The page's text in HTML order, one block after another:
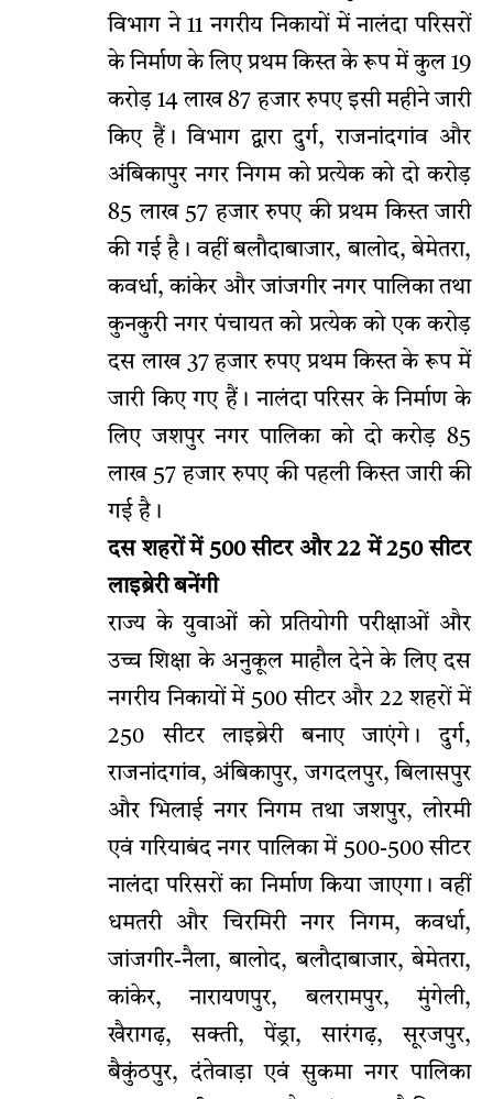
विभाग ने 11 नगरीय निकायों में नालंदा परिसरों
के निर्माण के लिए प्रथम किस्त के रूप में कुल 19
करोड़ 14 लाख 87 हजार रुपए इसी महीने जारी
किए हैं। विभाग द्वारा दुर्ग, राजनांदगांव और
अंबिकापुर नगर निगम को प्रत्येक को दो करोड़
85 लाख 57 हजार रुपए की प्रथम किस्त जारी
की गई है। वहीं बलौदाबाजार, बालोद, बेमेतरा,
कवर्धा, कांकेर और जांजगीर नगर पालिका तथा
कुनकुरी नगर पंचायत को प्रत्येक को एक करोड़
दस लाख 37 हजार रुपए प्रथम किस्त के रूप में
जारी किए गए हैं। नालंदा परिसर के निर्माण के
लिए जशपुर नगर पालिका को दो करोड़ 85
लाख 57 हजार रुपए की पहली किस्त जारी की
गई है।
दस शहरों में 500 सीटर और 22 में 250 सीटर
लाइब्रेरी बनेंगी
राज्य के युवाओं को प्रतियोगी परीक्षाओं और
उच्च शिक्षा के अनुकूल माहौल देने के लिए दस
नगरीय निकायों में 500 सीटर और 22 शहरों में
250 सीटर लाइब्रेरी बनाए जाएंगे। दुर्ग,
राजनांदगांव, अंबिकापुर, जगदलपुर, बिलासपुर
और भिलाई नगर निगम तथा जशपुर, लोरमी
एवं गरियाबंद नगर पालिका में 500-500 सीटर
नालंदा परिसरों का निर्माण किया जाएगा। वहीं
धमतरी और चिरमिरी नगर निगम, कवर्धा,
जांजगीर-नैला, बालोद, बलौदाबाजार, बेमेतरा,
कांकेर, नारायणपुर, बलरामपुर, मुंगेली,
खैरागढ़, सक्ती, पेंड्रा, सारंगढ़, सूरजपुर,
बैकुंठपुर, दंतेवाड़ा एवं सुकमा नगर पालिका